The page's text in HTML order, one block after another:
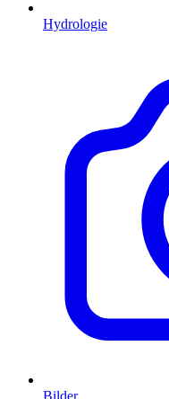
Hydrologie
Bilder